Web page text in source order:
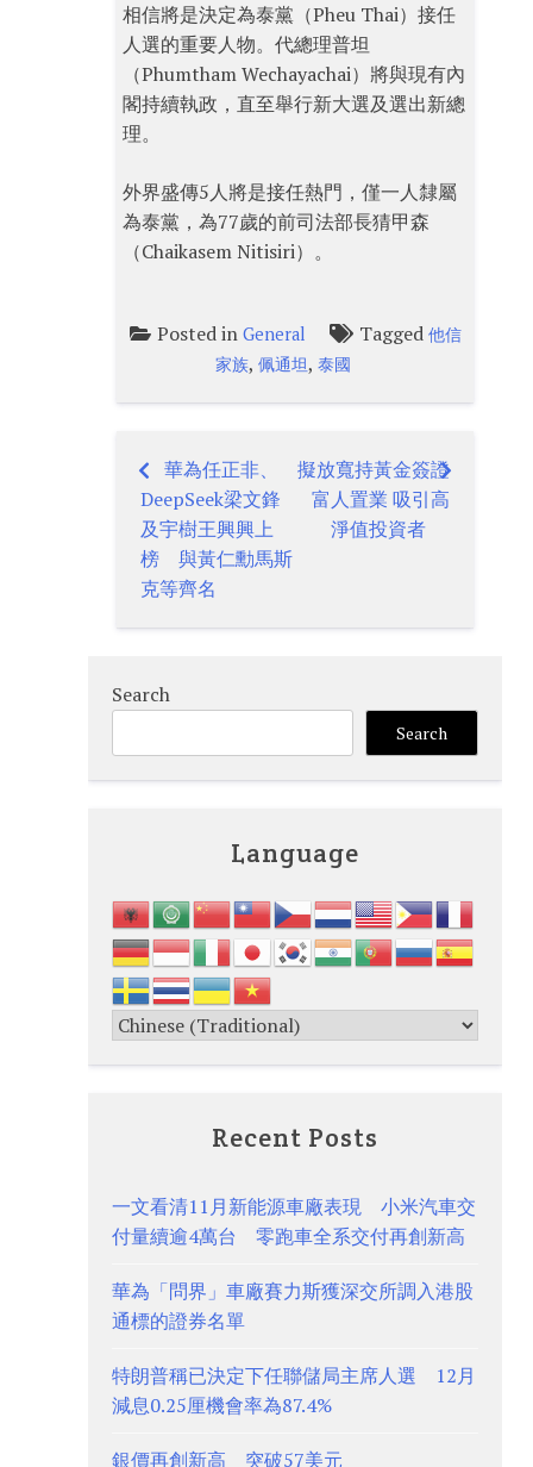
相信將是決定為泰黨（Pheu Thai）接任
人選的重要人物。代總理普坦
（Phumtham Wechayachai）將與現有內
閣持續執政，直至舉行新大選及選出新總
理。
外界盛傳5人將是接任熱門，僅一人隸屬
為泰黨，為77歲的前司法部長猜甲森
（Chaikasem Nitisiri）。
Posted in General Tagged 他信
家族,佩通坦,泰國
Post
navigation
華為任正非、
DeepSeek梁文鋒
及宇樹王興興上
榜 與黃仁勳馬斯
克等齊名
擬放寬持黃金簽證
富人置業 吸引高
淨值投資者
Search
Search
Language
Recent Posts
一文看清11月新能源車廠表現 小米汽車交
付量續逾4萬台 零跑車全系交付再創新高
華為「問界」車廠賽力斯獲深交所調入港股
通標的證券名單
特朗普稱已決定下任聯儲局主席人選 12月
減息0.25厘機會率為87.4%
銀價再創新高 突破57美元